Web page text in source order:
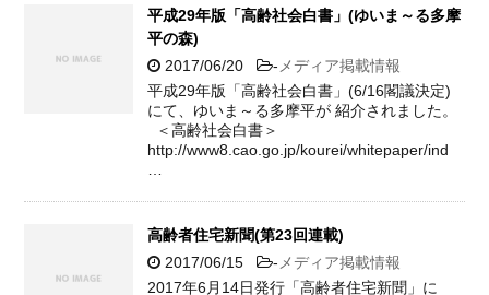
平成29年版「高齢社会白書」(ゆいま～る多摩
平の森)
2017/06/20
- メディア掲載情報
平成29年版「高齢社会白書」(6/16閣議決定)
にて、ゆいま～る多摩平が 紹介されました。
＜高齢社会白書＞
http://www8.cao.go.jp/kourei/whitepaper/ind
高齢者住宅新聞(第23回連載)
2017/06/15
- メディア掲載情報
2017年6月14日発行「高齢者住宅新聞」に